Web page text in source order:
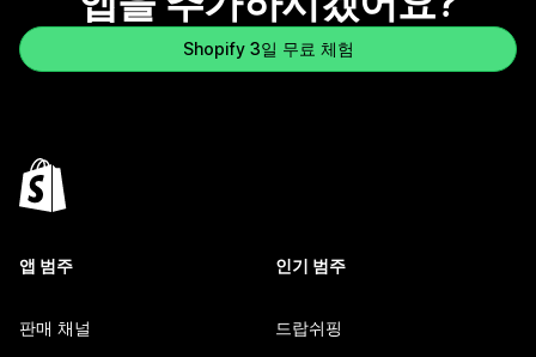
Shopify 3일 무료 체험
앱 범주
판매 채널
인기 범주
드랍쉬핑